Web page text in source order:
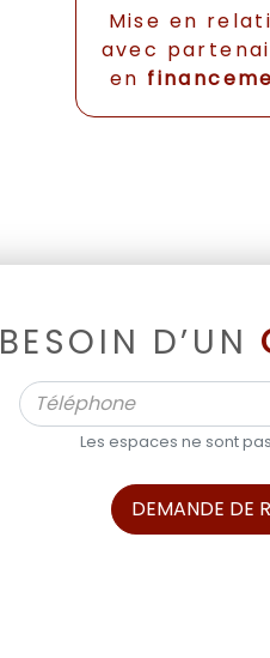
Mise en
avec
en
BESOIN D’UN
Les espaces ne sont
DEMANDE DE
ALPHA BOATS,